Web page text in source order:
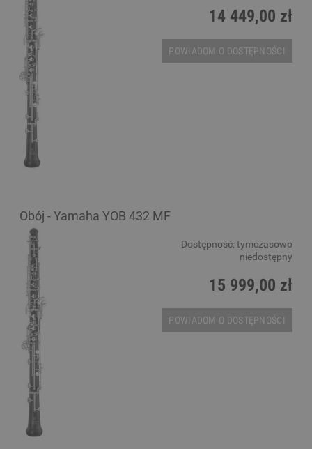
14 449,00 zł
POWIADOM O DOSTĘPNOŚCI
Obój - Yamaha YOB 432 MF
Dostępność: tymczasowo
niedostępny
15 999,00 zł
POWIADOM O DOSTĘPNOŚCI